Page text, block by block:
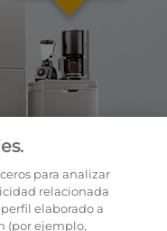
para analizar
relacionada
elaborado a
(por ejemplo,